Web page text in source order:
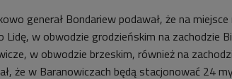
generał Bondariew podawał, że na
Lidę, w obwodzie grodzieńskim na zachodzie
w obwodzie brzeskim, również na
że w Baranowiczach będą stacjonować 24